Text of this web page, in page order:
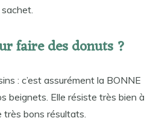
faire des donuts ?
: c’est assurément la BONNE
beignets. Elle résiste très bien à
très bons résultats.